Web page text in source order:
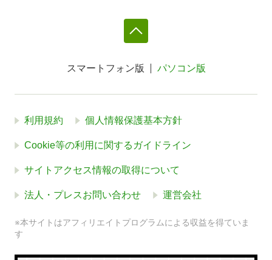
スマートフォン版 パソコン版
利用規約 個人情報保護基本方針
Cookie等の利用に関するガイドライン
サイトアクセス情報の取得について
法人・プレスお問い合わせ 運営会社
※本サイトはアフィリエイトプログラムによる収益を得ていま
す